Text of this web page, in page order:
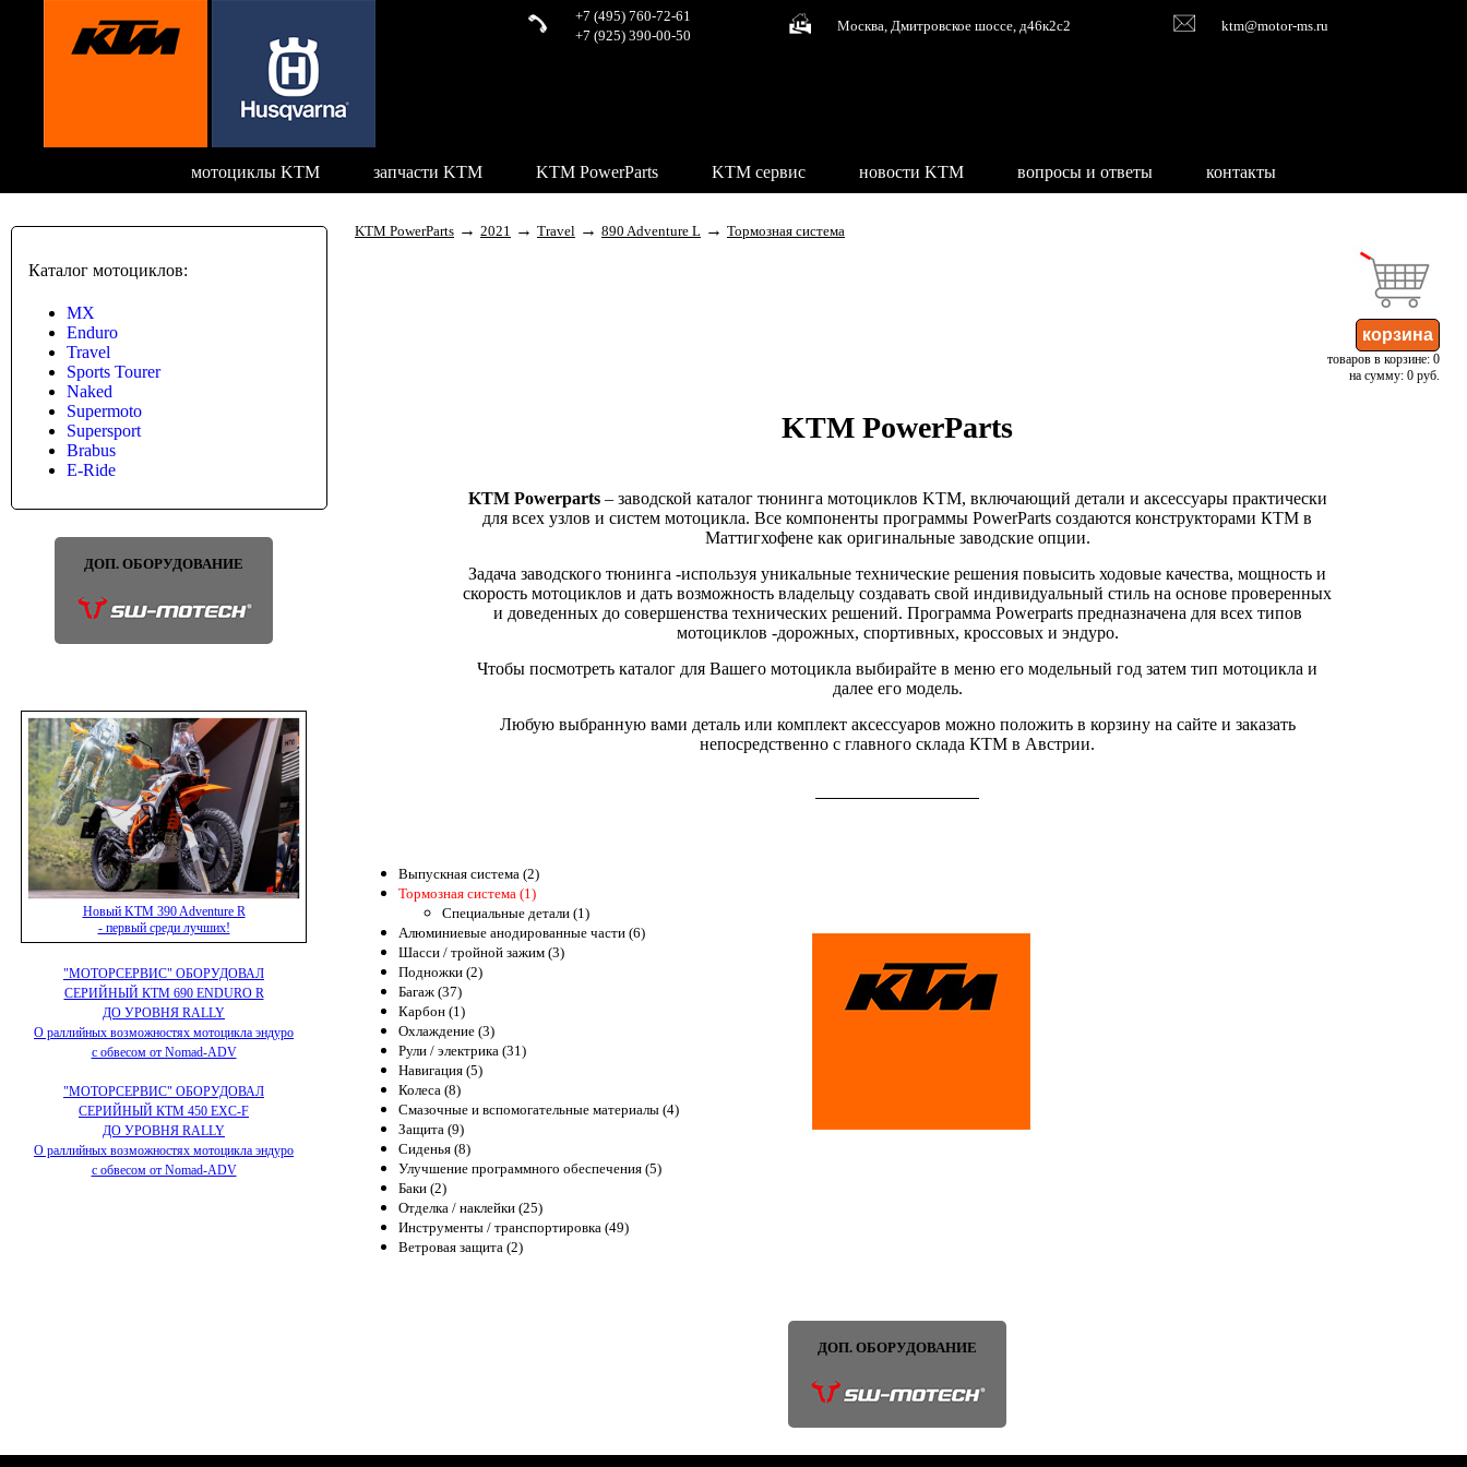
+7 (495) 760-72-61
+7 (925) 390-00-50
Москва, Дмитровское шоссе, д46к2с2 ktm@motor-ms.ru
мотоциклы KTM запчасти KTM KTM PowerParts KTM сервис новости KTM вопросы и ответы контакты
Каталог мотоциклов:
MX
Enduro
Travel
Sports Tourer
Naked
Supermoto
Supersport
Brabus
E-Ride
ДОП. ОБОРУДОВАНИЕ
Новый KTM 390 Adventure R
- первый среди лучших!
"МОТОРСЕРВИС" ОБОРУДОВАЛ
СЕРИЙНЫЙ КТМ 690 ENDURO R
ДО УРОВНЯ RALLY
О раллийных возможностях мотоцикла эндуро
с обвесом от Nomad-ADV
"МОТОРСЕРВИС" ОБОРУДОВАЛ
СЕРИЙНЫЙ КТМ 450 EXC-F
ДО УРОВНЯ RALLY
О раллийных возможностях мотоцикла эндуро
с обвесом от Nomad-ADV
KTM PowerParts → 2021 → Travel → 890 Adventure L → Тормозная система
товаров в корзине: 0
на сумму: 0 руб.
KTM PowerParts
KTM Powerparts– заводской каталог тюнинга мотоциклов KTM, включающий детали и аксессуары практически
для всех узлов и систем мотоцикла. Все компоненты программы PowerParts создаются конструкторами КТМ в
Маттигхофене как оригинальные заводские опции.
Задача заводского тюнинга -используя уникальные технические решения повысить ходовые качества, мощность и
скорость мотоциклов и дать возможность владельцу создавать свой индивидуальный стиль на основе проверенных
и доведенных до совершенства технических решений. Программа Powerparts предназначена для всех типов
мотоциклов -дорожных, спортивных, кроссовых и эндуро.
Чтобы посмотреть каталог для Вашего мотоцикла выбирайте в меню его модельный год затем тип мотоцикла и
далее его модель.
Любую выбранную вами деталь или комплект аксессуаров можно положить в корзину на сайте и заказать
непосредственно с главного склада КТМ в Австрии.
Выпускная система (2)
Тормозная система (1)
Специальные детали (1)
Алюминиевые анодированные части (6)
Шасси / тройной зажим (3)
Подножки (2)
Багаж (37)
Карбон (1)
Охлаждение (3)
Рули / электрика (31)
Навигация (5)
Колеса (8)
Смазочные и вспомогательные материалы (4)
Защита (9)
Сиденья (8)
Улучшение программного обеспечения (5)
Баки (2)
Отделка / наклейки (25)
Инструменты / транспортировка (49)
Ветровая защита (2)
ДОП. ОБОРУДОВАНИЕ